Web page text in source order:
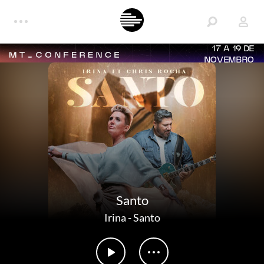
17 A 19 DE
NOVEMBRO
Santo
Irina-Santo